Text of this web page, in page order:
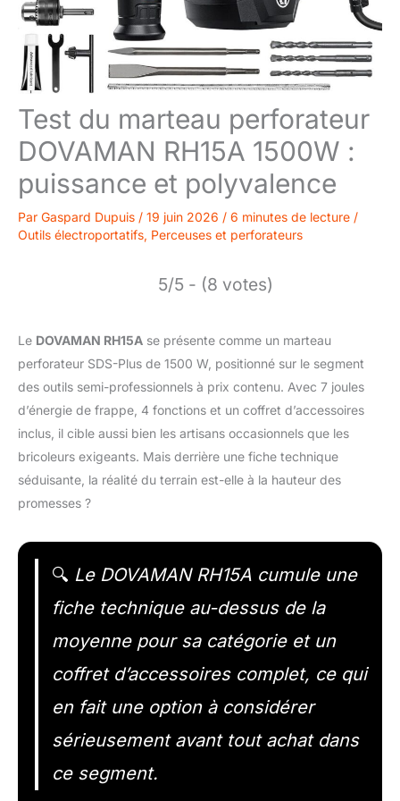
Test du marteau perforateur
DOVAMAN RH15A 1500W :
puissance et polyvalence
Par Gaspard Dupuis / 19 juin 2026 / 6 minutes de lecture /
Outils électroportatifs, Perceuses et perforateurs
5/5 - (8 votes)
Le DOVAMAN RH15A se présente comme un marteau
perforateur SDS-Plus de 1500 W, positionné sur le segment
des outils semi-professionnels à prix contenu. Avec 7 joules
d’énergie de frappe, 4 fonctions et un coffret d’accessoires
inclus, il cible aussi bien les artisans occasionnels que les
bricoleurs exigeants. Mais derrière une fiche technique
séduisante, la réalité du terrain est-elle à la hauteur des
promesses ?
🔍 Le DOVAMAN RH15A cumule une
fiche technique au-dessus de la
moyenne pour sa catégorie et un
coffret d’accessoires complet, ce qui
en fait une option à considérer
sérieusement avant tout achat dans
ce segment.